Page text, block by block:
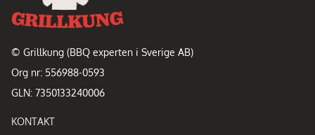
© Grillkung (BBQ experten i Sverige AB)
Org nr: 556988-0593
GLN: 7350133240006
KONTAKT